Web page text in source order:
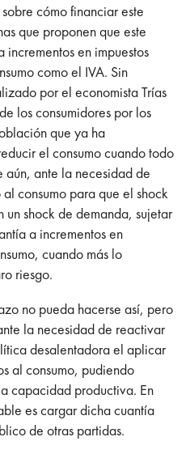
cómo financiar este
que proponen que este
incrementos en impuestos
como el IVA. Sin
por el economista Trías
los consumidores por los
que ya ha
el consumo cuando todo
aún, ante la necesidad de
consumo para que el shock
shock de demanda, sujetar
a incrementos en
cuando más lo
riesgo.
no pueda hacerse así, pero
la necesidad de reactivar
desalentadora el aplicar
al consumo, pudiendo
capacidad productiva. En
es cargar dicha cuantía
de otras partidas.